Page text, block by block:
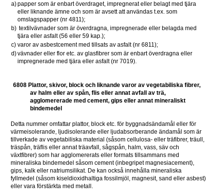
a)papper som är enbart överdraget, impregnerat eller belagt med tjära
eller liknande ämne och som är avsett att användas t.ex. som
omslagspapper (nr 4811);
b) textilvävnader som är överdragna, impregnerade eller belagda med
tjära eller asfalt (56 eller 59 kap.);
c) varor av asbestcement med tillsats av asfalt (nr 6811);
d)vävnader eller flor etc. av glasfibrer som är enbart överdragna eller
impregnerade med tjära eller asfalt (nr 7019).
6808 Plattor, skivor, block och liknande varor av vegetabiliska fibrer,
av halm eller av spån, flis eller annat avfall av trä,
agglomererade med cement, gips eller annat mineraliskt
bindemedel
Detta nummer omfattar plattor, block etc. för byggnadsändamål eller för
värmeisolerande, ljudisolerande eller ljudabsorberande ändamål som är
tillverkade av vegetabiliska material (såsom cellulosa- eller träfibrer, träull,
träspån, träflis eller annat träavfall, sågspån, halm, vass, säv och
växtfibrer) som har agglomererats eller formats tillsammans med
mineraliska bindemedel såsom cement (inbegripet magnesiacement),
gips, kalk eller natriumsilikat. De kan också innehålla mineraliska
fyllmedel (såsom kiseldioxidhaltiga fossilmjöl, magnesit, sand eller asbest)
eller vara förstärkta med metall.